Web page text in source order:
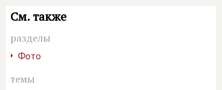
См. также
разделы
Фото
темы